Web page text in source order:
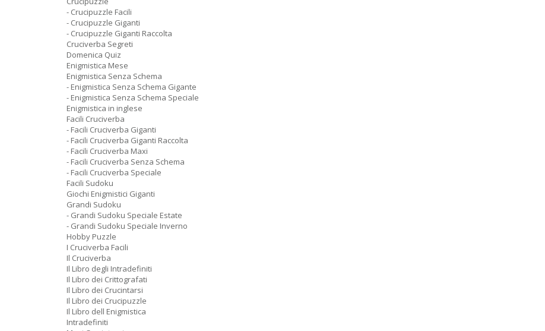
- Crucipuzzle Facili
- Crucipuzzle Giganti
- Crucipuzzle Giganti Raccolta
Cruciverba Segreti
Domenica Quiz
Enigmistica Mese
Enigmistica Senza Schema
- Enigmistica Senza Schema Gigante
- Enigmistica Senza Schema Speciale
Enigmistica in inglese
Facili Cruciverba
- Facili Cruciverba Giganti
- Facili Cruciverba Giganti Raccolta
- Facili Cruciverba Maxi
- Facili Cruciverba Senza Schema
- Facili Cruciverba Speciale
Facili Sudoku
Giochi Enigmistici Giganti
Grandi Sudoku
- Grandi Sudoku Speciale Estate
- Grandi Sudoku Speciale Inverno
Hobby Puzzle
I Cruciverba Facili
Il Cruciverba
Il Libro degli Intradefiniti
Il Libro dei Crittografati
Il Libro dei Crucintarsi
Il Libro dei Crucipuzzle
Il Libro dell Enigmistica
Intradefiniti